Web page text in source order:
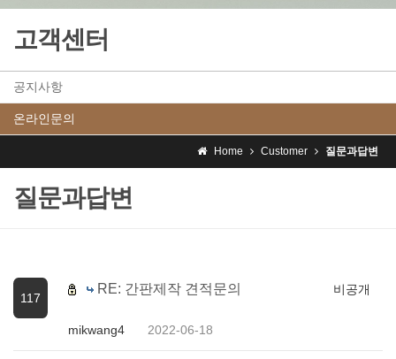
고객센터
공지사항
온라인문의
Home Customer 질문과답변
질문과답변
117
RE: 간판제작 견적문의
mikwang4 2022-06-18
비공개